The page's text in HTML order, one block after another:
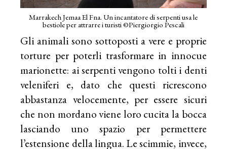
Marrakech Jemaa El Fna. Un incantatore di serpenti usa le
bestiole per attrarre i turisti ©Piergiorgio Pescali
Gli animali sono sottoposti a vere e proprie
torture per poterli trasformare in innocue
marionette: ai serpenti vengono tolti i denti
veleniferi e, dato che questi ricrescono
abbastanza velocemente, per essere sicuri
che non mordano viene loro cucita la bocca
lasciando uno spazio per permettere
l’estensione della lingua. Le scimmie, invece,